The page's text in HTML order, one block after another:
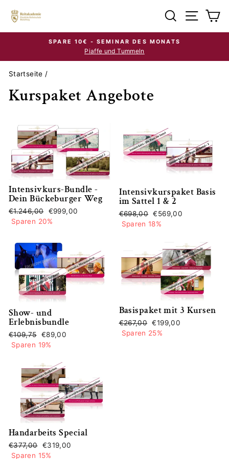
zum
Suche
Pause
SPARE 10€ - SEMINAR DES MONATS
Piaffe und Tummeln
Startseite /
Kurspaket Angebote
Intensivkurs-Bundle -
Dein Bückeburger Weg
Normaler
Preis
€1.246,00 Sonderpreis
€999,00
Sparen 20%
Intensivkurspaket Basis
im Sattel 1 & 2
Normaler
Preis
€698,00 Sonderpreis
€569,00
Sparen 18%
Show- und
Erlebnisbundle
Normaler
Preis
€109,75 Sonderpreis
€89,00
Sparen 19%
Basispaket mit 3 Kursen
Normaler
Preis
€267,00 Sonderpreis
€199,00
Sparen 25%
Handarbeits Special
Normaler
Preis
€377,00 Sonderpreis
€319,00
Sparen 15%